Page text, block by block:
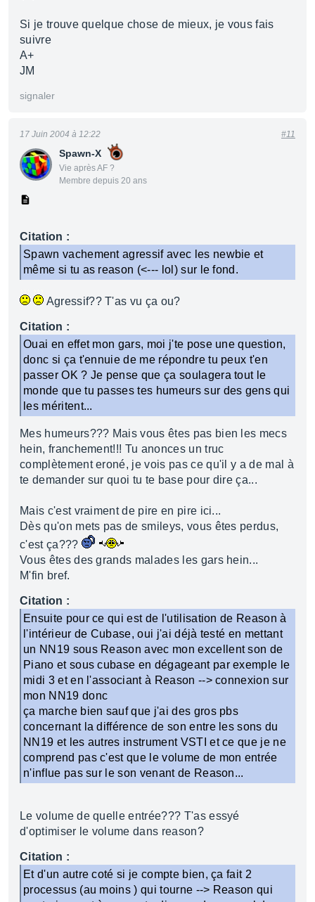
Si je trouve quelque chose de mieux, je vous fais
suivre
A+
JM
signaler
Spawn-X
Vie après AF ?
Membre depuis 20 ans
17 Juin 2004 à 12:22 #11
Citation :
Spawn vachement agressif avec les newbie et
même si tu as reason (<--- lol) sur le fond.
Agressif?? T'as vu ça ou?
Citation :
Ouai en effet mon gars, moi j'te pose une question,
donc si ça t'ennuie de me répondre tu peux t'en
passer OK ? Je pense que ça soulagera tout le
monde que tu passes tes humeurs sur des gens qui
les méritent...
Mes humeurs??? Mais vous êtes pas bien les mecs
hein, franchement!!! Tu anonces un truc
complètement eroné, je vois pas ce qu'il y a de mal à
te demander sur quoi tu te base pour dire ça...
Mais c'est vraiment de pire en pire ici...
Dès qu'on mets pas de smileys, vous êtes perdus,
c'est ça???
Vous êtes des grands malades les gars hein...
M'fin bref.
Citation :
Ensuite pour ce qui est de l'utilisation de Reason à
l'intérieur de Cubase, oui j'ai déjà testé en mettant
un NN19 sous Reason avec mon excellent son de
Piano et sous cubase en dégageant par exemple le
midi 3 et en l'associant à Reason --> connexion sur
mon NN19 donc
ça marche bien sauf que j'ai des gros pbs
concernant la différence de son entre les sons du
NN19 et les autres instrument VSTI et ce que je ne
comprend pas c'est que le volume de mon entrée
n'influe pas sur le son venant de Reason...
Le volume de quelle entrée??? T'as essyé
d'optimiser le volume dans reason?
Citation :
Et d'un autre coté si je compte bien, ça fait 2
processus (au moins ) qui tourne --> Reason qui